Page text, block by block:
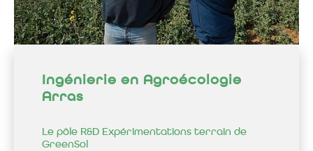
Ingénierie en Agroécologie
Arras
Le pôle R&D Expérimentations terrain de
GreenSol